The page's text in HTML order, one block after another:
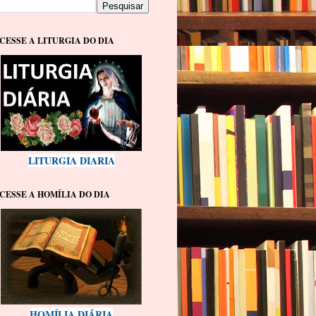
A LITURGIA DO DIA
LITURGIA DIARIA
A HOMÍLIA DO DIA